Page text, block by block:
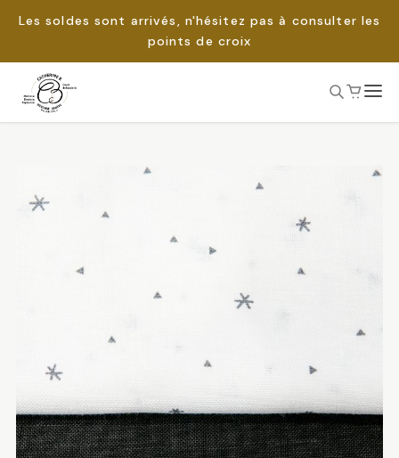
Les soldes sont arrivés, n'hésitez pas à consulter les
points de croix
Passer